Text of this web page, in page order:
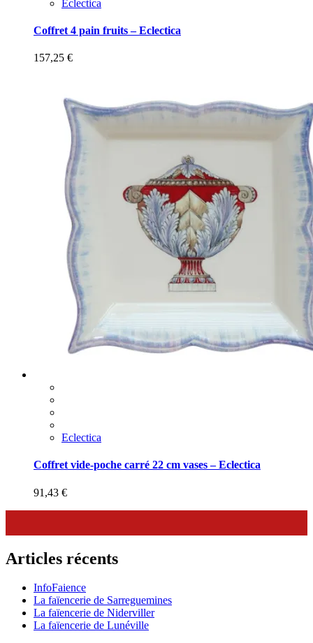
Eclectica
Coffret 4 pain fruits – Eclectica
157,25 €
Eclectica
Coffret vide-poche carré 22 cm vases – Eclectica
91,43 €
Articles récents
InfoFaience
La faïencerie de Sarreguemines
La faïencerie de Niderviller
La faïencerie de Lunéville